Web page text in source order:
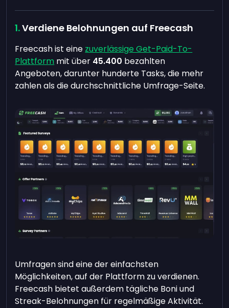
Verdiene Belohnungen auf Freecash
Freecash ist eine zuverlässige Get-Paid-To-
Plattform mit über 45.400 bezahlten
Angeboten, darunter hunderte Tasks, die mehr
zahlen als die durchschnittliche Umfrage-Seite.
Umfragen sind eine der einfachsten
Möglichkeiten, auf der Plattform zu verdienen.
Freecash bietet außerdem tägliche Boni und
Streak-Belohnungen für regelmäßige Aktivität.